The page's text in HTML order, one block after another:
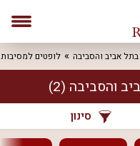
אביב והסביבה לופטים למסיבות
והסביבה (2)
סינון